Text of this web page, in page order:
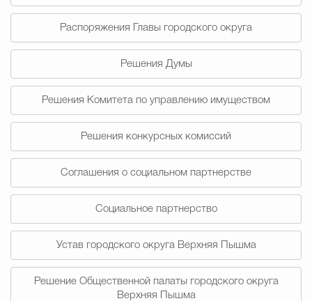
Общественная
Градостроительство и
Государственные организации
Распоряжения Главы городского округа
Решения Думы
Решения Комитета по управлению имуществом
Решения конкурсных комиссий
Соглашения о социальном партнерстве
Социальное партнерство
Устав городского округа Верхняя Пышма
Решение Общественной палаты городского округа
Верхняя Пышма